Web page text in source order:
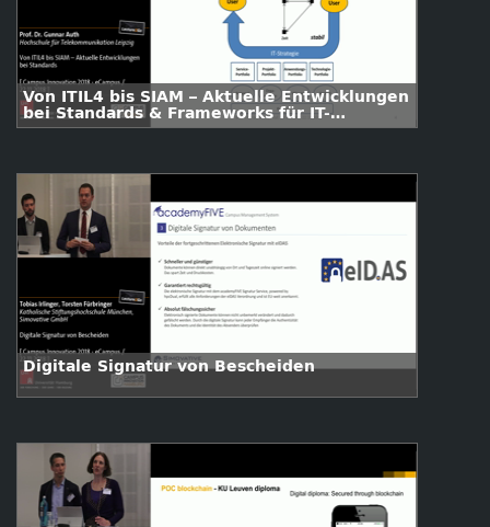
Von ITIL4 bis SIAM – Aktuelle Entwicklungen
bei Standards & Frameworks für IT-
Management
Digitale Signatur von Bescheiden